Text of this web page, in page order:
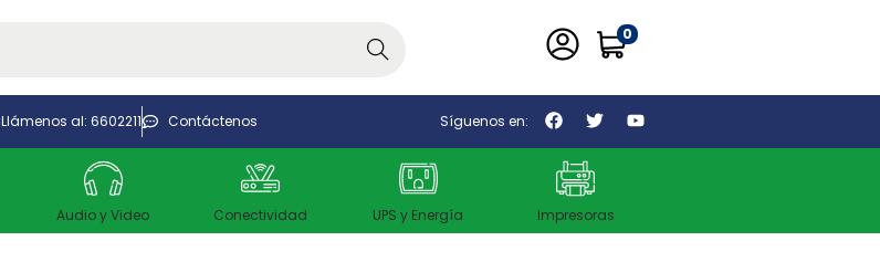
Buscar
0
Llámenos al: 6602211 Contáctenos Síguenos en:
Audio y Video Conectividad UPS y Energía Impresoras